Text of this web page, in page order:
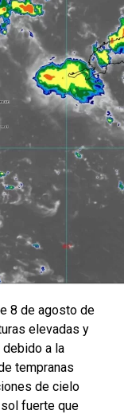
8 de agosto de
elevadas y
debido a la
tempranas
de cielo
fuerte que